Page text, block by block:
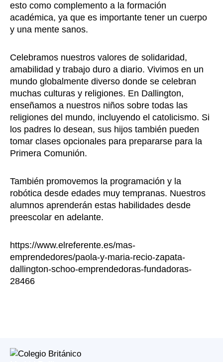
esto como complemento a la formación
académica, ya que es importante tener un cuerpo
y una mente sanos.
Celebramos nuestros valores de solidaridad,
amabilidad y trabajo duro a diario. Vivimos en un
mundo globalmente diverso donde se celebran
muchas culturas y religiones. En Dallington,
enseñamos a nuestros niños sobre todas las
religiones del mundo, incluyendo el catolicismo. Si
los padres lo desean, sus hijos también pueden
tomar clases opcionales para prepararse para la
Primera Comunión.
También promovemos la programación y la
robótica desde edades muy tempranas. Nuestros
alumnos aprenderán estas habilidades desde
preescolar en adelante.
https://www.elreferente.es/mas-
emprendedores/paola-y-maria-recio-zapata-
dallington-schoo-emprendedoras-fundadoras-
28466